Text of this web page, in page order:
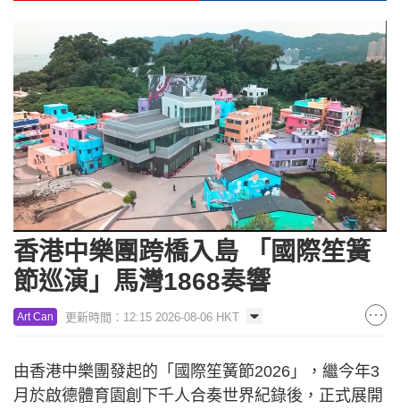
Unmute Loaded:
15.18%
香港中樂團跨橋入島 「國際笙簧
節巡演」馬灣1868奏響
Art Can 更新時間：12:15 2026-08-06 HKT
由香港中樂團發起的「國際笙簧節2026」，繼今年3
月於啟德體育園創下千人合奏世界紀錄後，正式展開